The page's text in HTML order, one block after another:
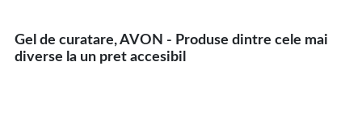
Gel de curatare, AVON - Produse dintre cele mai
diverse la un pret accesibil